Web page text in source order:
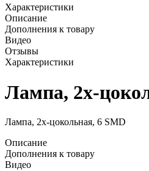
Характеристики
Описание
Дополнения к товару
Видео
Отзывы
Характеристики
Лампа, 2x-
Лампа, 2x-цокольная, 6 SMD
Описание
Дополнения к товару
Видео